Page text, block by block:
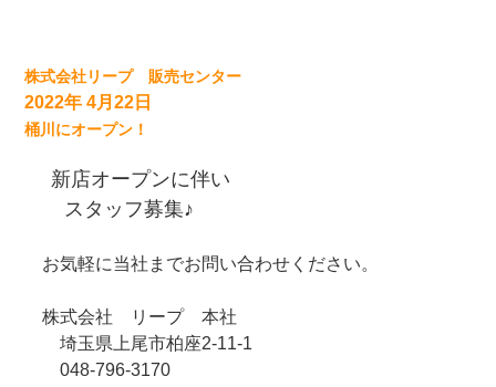
株式会社リープ 販売センター
2022年 4月22日
桶川にオープン！
新店オープンに伴い
スタッフ募集♪
お気軽に当社までお問い合わせください。
株式会社 リープ 本社
埼玉県上尾市柏座2-11-1
048-796-3170